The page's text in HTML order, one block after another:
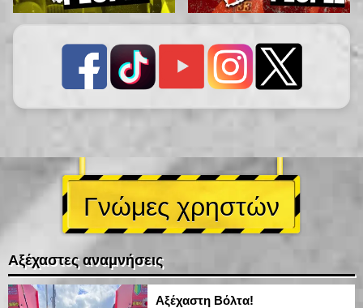
Γνώμες χρηστών
Αξέχαστες αναμνήσεις
Αξέχαστη Βόλτα!